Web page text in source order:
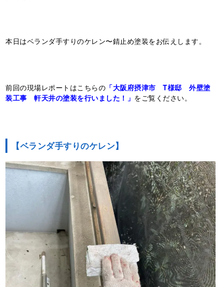
本日はベランダ手すりのケレン〜錆止め塗装をお伝えします。
前回の現場レポートはこちらの 「大阪府摂津市 T様邸 外壁塗
装工事 軒天井の塗装を行いました！」 をご覧ください。
【ベランダ手すりのケレン】